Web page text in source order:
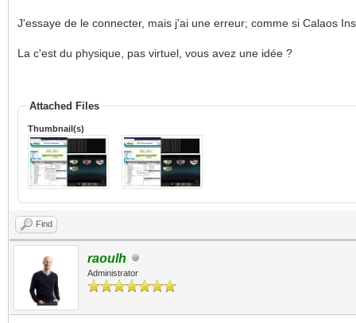
J'essaye de le connecter, mais j'ai une erreur; comme si Calaos
La c'est du physique, pas virtuel, vous avez une idée ?
Attached Files
Thumbnail(s)
Find
raoulh
Administrator